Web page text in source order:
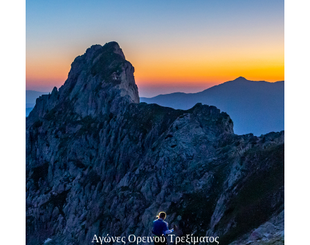
Αγώνες Ορεινού Τρεξίματος